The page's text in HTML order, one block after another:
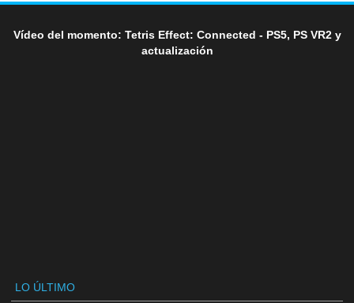
Vídeo del momento: Tetris Effect: Connected - PS5, PS VR2 y
actualización
LO ÚLTIMO